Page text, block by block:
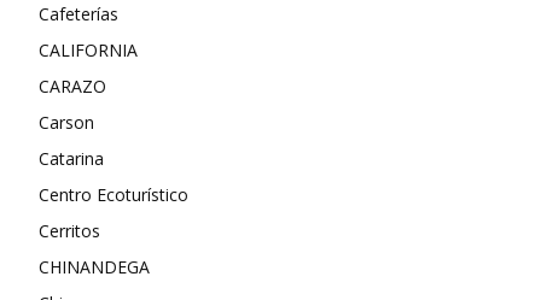
Cafeterías
CALIFORNIA
CARAZO
Carson
Catarina
Centro Ecoturístico
Cerritos
CHINANDEGA